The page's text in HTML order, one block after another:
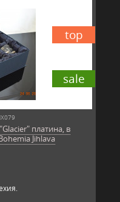
sale
top
платина, в
Jihlava